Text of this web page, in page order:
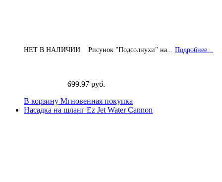
НЕТ В НАЛИЧИИ Рисунок "Подсолнухи" на... Подробнее...
699.97 руб.
В корзину Мгновенная покупка
Насадка на шланг Ez Jet Water Cannon